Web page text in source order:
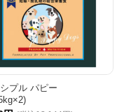
プル パピー